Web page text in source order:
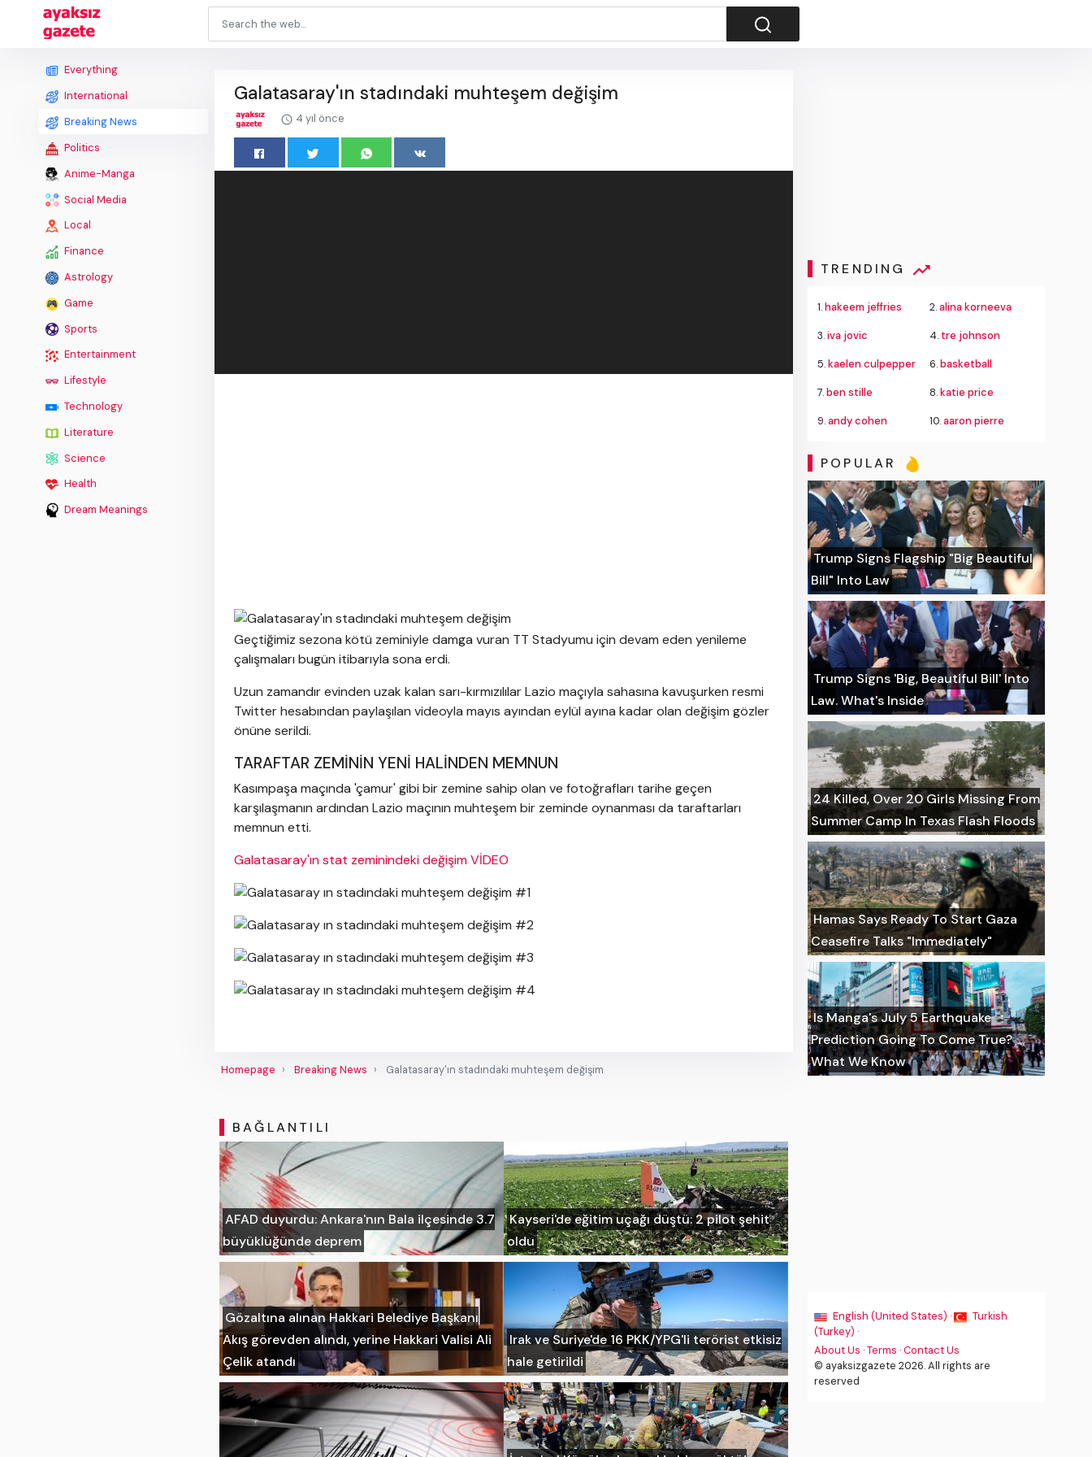
Everything
International
Breaking News
Politics
Anime-Manga
Social Media
Local
Finance
Astrology
Game
Sports
Entertainment
Lifestyle
Technology
Literature
Science
Health
Dream Meanings
Galatasaray'ın stadındaki muhteşem değişim
4 yıl önce
Geçtiğimiz sezona kötü zeminiyle damga vuran TT Stadyumu için devam eden yenileme
çalışmaları bugün itibarıyla sona erdi.
Uzun zamandır evinden uzak kalan sarı-kırmızılılar Lazio maçıyla sahasına kavuşurken resmi
Twitter hesabından paylaşılan videoyla mayıs ayından eylül ayına kadar olan değişim gözler
önüne serildi.
TARAFTAR ZEMİNİN YENİ HALİNDEN MEMNUN
Kasımpaşa maçında 'çamur' gibi bir zemine sahip olan ve fotoğrafları tarihe geçen
karşılaşmanın ardından Lazio maçının muhteşem bir zeminde oynanması da taraftarları
memnun etti.
Galatasaray'ın stat zeminindeki değişim VİDEO
Homepage Breaking News Galatasaray'ın stadındaki muhteşem değişim
BAĞLANTILI
AFAD duyurdu: Ankara'nın Bala ilçesinde 3.7
büyüklüğünde deprem
Kayseri'de eğitim uçağı düştü: 2 pilot şehit
oldu
Gözaltına alınan Hakkari Belediye Başkanı
Akış görevden alındı, yerine Hakkari Valisi Ali
Çelik atandı
Irak ve Suriye'de 16 PKK/YPG'li terörist etkisiz
hale getirildi
TRENDING
1.hakeem jeffries 2.alina korneeva
3.iva jovic 4. tre johnson
5.kaelen culpepper 6.basketball
7.ben stille 8.katie price
9.andy cohen 10.aaron pierre
POPULAR
Trump Signs Flagship "Big Beautiful
Bill" Into Law
Trump Signs 'Big, Beautiful Bill' Into
Law. What's Inside
24 Killed, Over 20 Girls Missing From
Summer Camp In Texas Flash Floods
Hamas Says Ready To Start Gaza
Ceasefire Talks "Immediately"
Is Manga's July 5 Earthquake
Prediction Going To Come True?
What We Know
English (United States) ·
Turkish
(Turkey) ·
About Us ·Terms ·Contact Us
© ayaksizgazete 2026. All rights are
reserved